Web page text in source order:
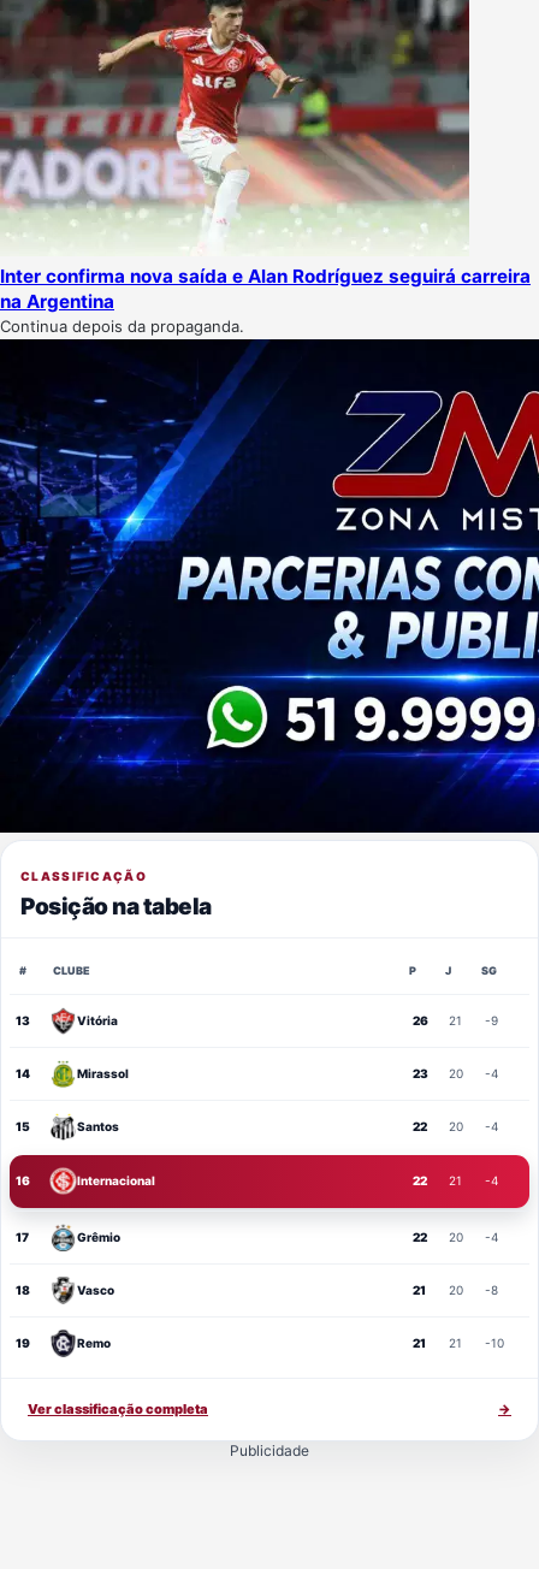
Inter confirma nova saída e Alan Rodríguez seguirá carreira
na Argentina
Continua depois da propaganda.
CLASSIFICAÇÃO
Posição na tabela
# CLUBE P J SG
13 Vitória 26 21 -9
14 Mirassol 23 20 -4
15 Santos 22 20 -4
16 Internacional 22 21 -4
17 Grêmio 22 20 -4
18 Vasco 21 20 -8
19 Remo 21 21 -10
Ver classificação completa →
Publicidade